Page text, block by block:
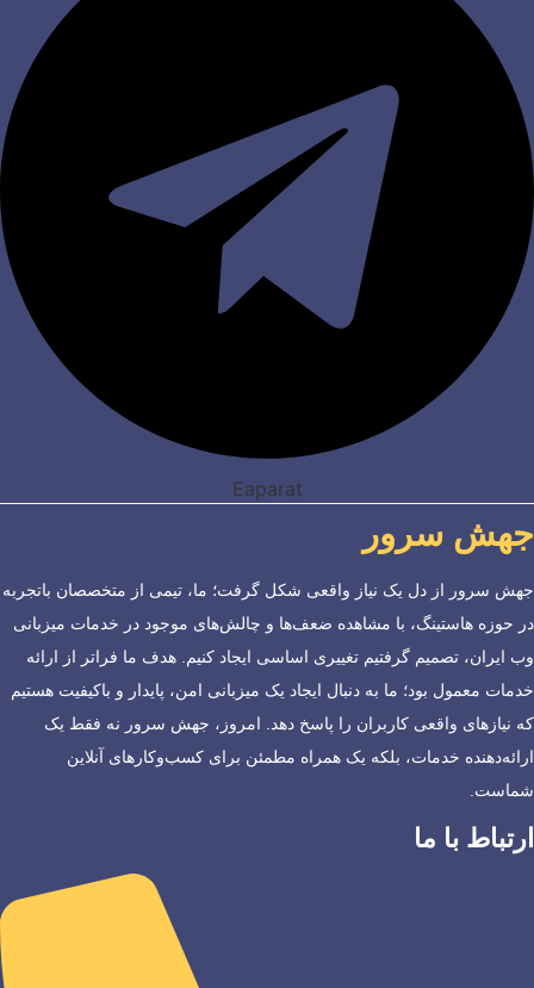
Eaparat
جهش سرور
جهش سرور از دل یک نیاز واقعی شکل گرفت؛ ما، تیمی از متخصصان باتجربه
در حوزه هاستینگ، با مشاهده ضعف‌ها و چالش‌های موجود در خدمات میزبانی
وب ایران، تصمیم گرفتیم تغییری اساسی ایجاد کنیم. هدف ما فراتر از ارائه
خدمات معمول بود؛ ما به دنبال ایجاد یک میزبانی امن، پایدار و باکیفیت هستیم
که نیازهای واقعی کاربران را پاسخ دهد. امروز، جهش سرور نه فقط یک
ارائه‌دهنده خدمات، بلکه یک همراه مطمئن برای کسب‌وکارهای آنلاین
شماست.
ارتباط با ما